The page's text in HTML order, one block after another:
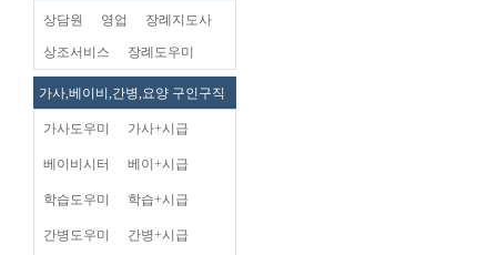
상담원 영업 장례지도사
상조서비스 장례도우미
가사,베이비,간병,요양 구인구직
가사도우미 가사+시급
베이비시터 베이+시급
학습도우미 학습+시급
간병도우미 간병+시급